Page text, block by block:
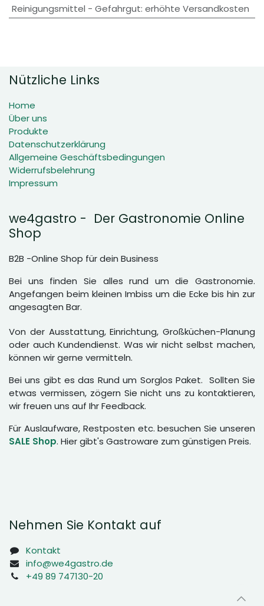
Reinigungsmittel - Gefahrgut: erhöhte Versandkosten
Nützliche Links
Home
Über uns
Produkte
Datenschutzerklärung
Allgemeine Geschäftsbedingungen
Widerrufsbelehrung
Impressum
we4gastro - Der Gastronomie Online
Shop
B2B -Online Shop für dein Business
Bei uns finden Sie alles rund um die Gastronomie.
Angefangen beim kleinen Imbiss um die Ecke bis hin zur
angesagten Bar.
Von der Ausstattung, Einrichtung, Großküchen-Planung
oder auch Kundendienst. Was wir nicht selbst machen,
können wir gerne vermitteln.
Bei uns gibt es das Rund um Sorglos Paket. Sollten Sie
etwas vermissen, zögern Sie nicht uns zu kontaktieren,
wir freuen uns auf Ihr Feedback.
Für Auslaufware, Restposten etc. besuchen Sie unseren
SALE Shop. Hier gibt's Gastroware zum günstigen Preis.
Nehmen Sie Kontakt auf
Kontakt
info@we4gastro.de
+49 89 747130-20